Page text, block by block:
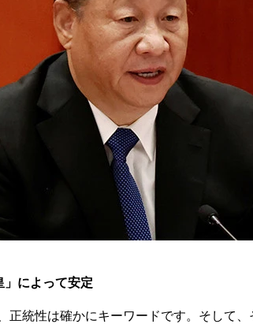
」によって安定
統性は確かにキーワードです。そして